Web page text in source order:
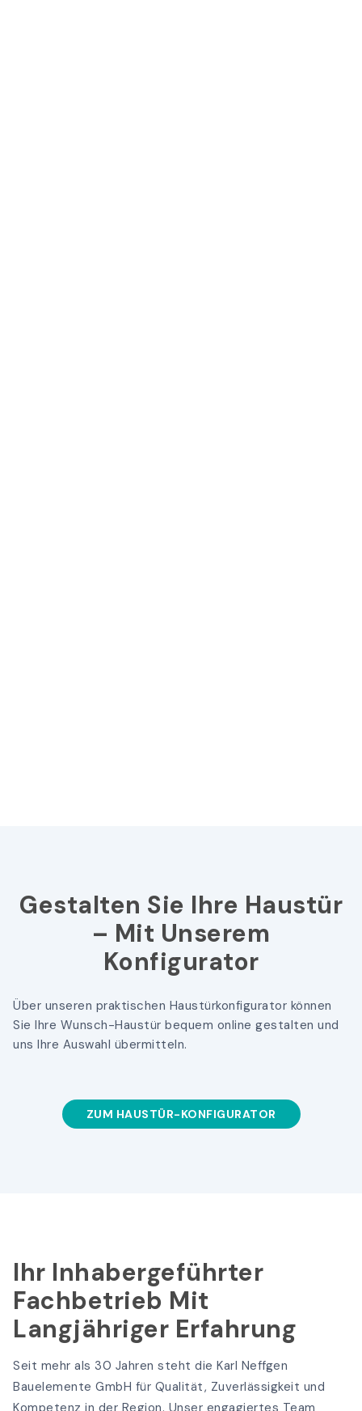
Gestalten Sie Ihre Haustür
– Mit Unserem
Konfigurator
Über unseren praktischen Haustürkonfigurator können
Sie Ihre Wunsch-Haustür bequem online gestalten und
uns Ihre Auswahl übermitteln.
ZUM HAUSTÜR-KONFIGURATOR
Ihr Inhabergeführter
Fachbetrieb Mit
Langjähriger Erfahrung
Seit mehr als 30 Jahren steht die Karl Neffgen
Bauelemente GmbH für Qualität, Zuverlässigkeit und
Kompetenz in der Region. Unser engagiertes Team